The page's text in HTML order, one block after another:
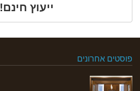
ייעוץ חינם!
פוסטים אחרונים